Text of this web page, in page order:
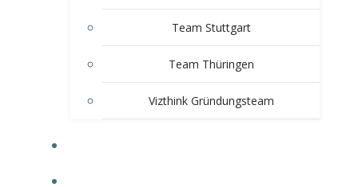
Team Stuttgart
Team Thüringen
Vizthink Gründungsteam